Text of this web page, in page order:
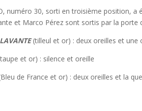
numéro 30, sorti en troisième position, a
et Marco Pérez sont sortis par la porte
(tilleul et or) : deux oreilles et une
et or) : silence et oreille
de France et or) : deux oreilles et la